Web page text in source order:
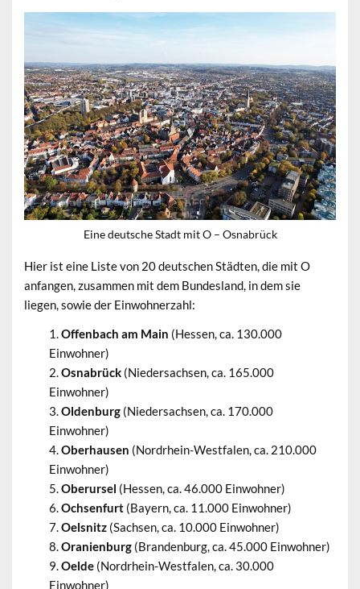
Eine deutsche Stadt mit O – Osnabrück
Hier ist eine Liste von 20 deutschen Städten, die mit O
anfangen, zusammen mit dem Bundesland, in dem sie
liegen, sowie der Einwohnerzahl:
Offenbach am Main (Hessen, ca. 130.000
Einwohner)
Osnabrück(Niedersachsen, ca. 165.000
Einwohner)
Oldenburg(Niedersachsen, ca. 170.000
Einwohner)
Oberhausen (Nordrhein-Westfalen, ca. 210.000
Einwohner)
Oberursel (Hessen, ca. 46.000 Einwohner)
Ochsenfurt(Bayern, ca. 11.000 Einwohner)
Oelsnitz(Sachsen, ca. 10.000 Einwohner)
Oranienburg(Brandenburg, ca. 45.000 Einwohner)
Oelde(Nordrhein-Westfalen, ca. 30.000
Einwohner)